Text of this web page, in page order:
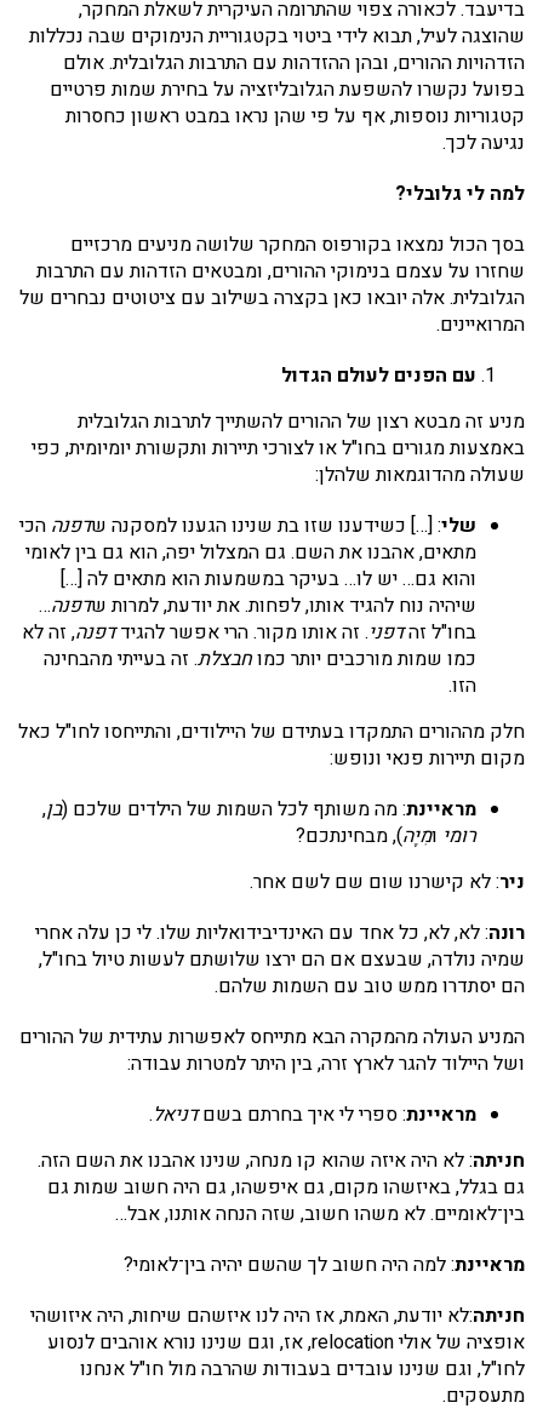
בדיעבד. לכאורה צפוי שהתרומה העיקרית לשאלת המחקר,
שהוצגה לעיל, תבוא לידי ביטוי בקטגוריית הנימוקים שבה נכללות
הזדהויות ההורים, ובהן ההזדהות עם התרבות הגלובלית. אולם
בפועל נקשרו להשפעת הגלובליזציה על בחירת שמות פרטיים
קטגוריות נוספות, אף על פי שהן נראו במבט ראשון כחסרות
נגיעה לכך.
למה לי גלובלי?
בסך הכול נמצאו בקורפוס המחקר שלושה מניעים מרכזיים
שחזרו על עצמם בנימוקי ההורים, ומבטאים הזדהות עם התרבות
הגלובלית. אלה יובאו כאן בקצרה בשילוב עם ציטוטים נבחרים של
המרואיינים.
עם הפנים לעולם הגדול
מניע זה מבטא רצון של ההורים להשתייך לתרבות הגלובלית
באמצעות מגורים בחו"ל או לצורכי תיירות ותקשורת יומיומית, כפי
שעולה מהדוגמאות שלהלן:
שלי: […] כשידענו שזו בת שנינו הגענו למסקנה שדפנה הכי
מתאים, אהבנו את השם. גם המצלול יפה, הוא גם בין לאומי
והוא גם… יש לו… בעיקר במשמעות הוא מתאים לה […]
שיהיה נוח להגיד אותו, לפחות. את יודעת, למרות שדפנה…
בחו"ל זהדפני. זה אותו מקור. הרי אפשר להגידדפנה, זה לא
כמו שמות מורכבים יותר כמוחבצלת. זה בעייתי מהבחינה
הזו.
חלק מההורים התמקדו בעתידם של היילודים, והתייחסו לחו"ל כאל
מקום תיירות פנאי ונופש:
מראיינת: מה משותף לכל השמות של הילדים שלכם (בן,
רומי ומִיָה), מבחינתכם?
ניר: לא קישרנו שום שם לשם אחר.
רונה: לא, לא, כל אחד עם האינדיבידואליות שלו. לי כן עלה אחרי
שמיה נולדה, שבעצם אם הם ירצו שלושתם לעשות טיול בחו"ל,
הם יסתדרו ממש טוב עם השמות שלהם.
המניע העולה מהמקרה הבא מתייחס לאפשרות עתידית של ההורים
ושל היילוד להגר לארץ זרה, בין היתר למטרות עבודה:
מראיינת: ספרי לי איך בחרתם בשםדניאל.
חניתה: לא היה איזה שהוא קו מנחה, שנינו אהבנו את השם הזה.
גם בגלל, באיזשהו מקום, גם איפשהו, גם היה חשוב שמות גם
בין־לאומיים. לא משהו חשוב, שזה הנחה אותנו, אבל…
מראיינת: למה היה חשוב לך שהשם יהיה בין־לאומי?
חניתה:לא יודעת, האמת, אז היה לנו איזשהם שיחות, היה איזושהי
אופציה של אולי relocation, אז, וגם שנינו נורא אוהבים לנסוע
לחו"ל, וגם שנינו עובדים בעבודות שהרבה מול חו"ל אנחנו
מתעסקים.